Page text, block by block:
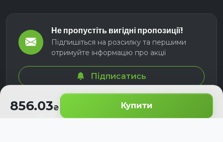
856.03 Купити
Не пропустіть вигідні пропозиції!
Підпишіться на розсилку та першими
отримуйте інформацію про акції
Підписатись
© 2026 СЕЛМ АГРО. Всі права захищені.